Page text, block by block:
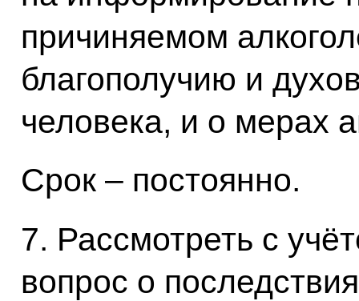
причиняемом
благополучию и
человека, и о мерах
Срок – постоянно.
7. Рассмотреть с
вопрос о